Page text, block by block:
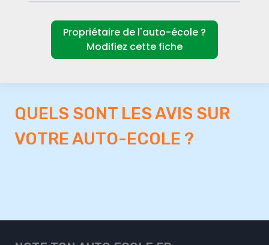
Propriétaire de l'auto-école ?
Modifiez cette fiche
QUELS SONT LES AVIS SUR
VOTRE AUTO-ECOLE ?